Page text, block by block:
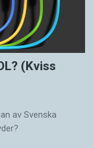
(Kviss
av Svenska